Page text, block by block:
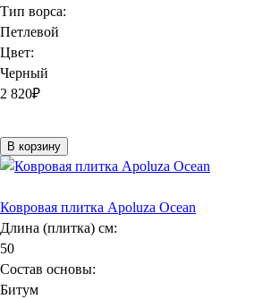
Тип ворса:
Петлевой
Цвет:
Черный
2 820₽
В корзину
Ковровая плитка Apoluza Ocean
Длина (плитка) см:
50
Состав основы:
Битум